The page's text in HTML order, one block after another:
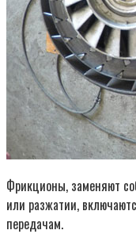
Фрикционы, заменяют
или разжатии,
передачам.